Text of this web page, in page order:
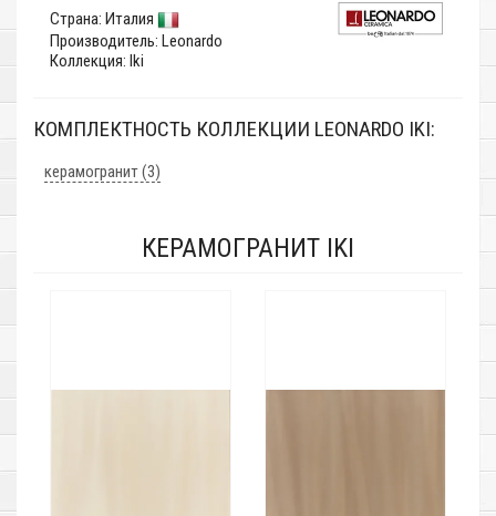
Страна: Италия
Производитель: Leonardo
Коллекция: Iki
КОМПЛЕКТНОСТЬ КОЛЛЕКЦИИ LEONARDO IKI:
керамогранит (3)
КЕРАМОГРАНИТ IKI